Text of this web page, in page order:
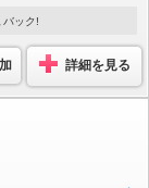
バック!
詳細を見る